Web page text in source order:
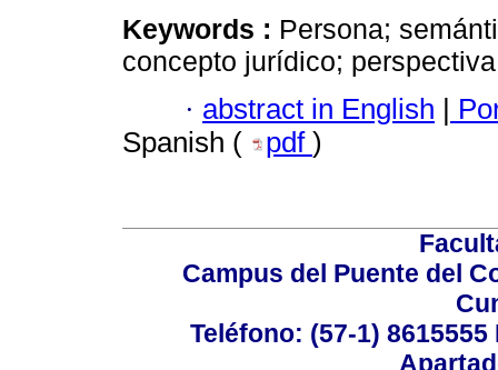
Keywords : Persona;
concepto jurídico;
· abstract in English |
Spanish (
pdf )
Campus del Puente del
Teléfono: (57-1)